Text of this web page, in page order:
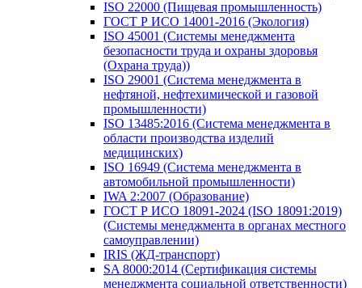
ISO 22000 (Пищевая промышленность)
ГОСТ Р ИСО 14001-2016 (Экология)
ISO 45001 (Системы менеджмента
безопасности труда и охраны здоровья
(Охрана труда))
ISO 29001 (Система менеджмента в
нефтяной, нефтехимической и газовой
промышленности)
ISO 13485:2016 (Система менеджмента в
области производства изделий
медицинских)
ISO 16949 (Система менеджмента в
автомобильной промышленности)
IWA 2:2007 (Образование)
ГОСТ Р ИСО 18091-2024 (ISO 18091:2019)
(Системы менеджмента в органах местного
самоуправлении)
IRIS (ЖД-транспорт)
SA 8000:2014 (Сертификация системы
менеджмента социальной ответственности)